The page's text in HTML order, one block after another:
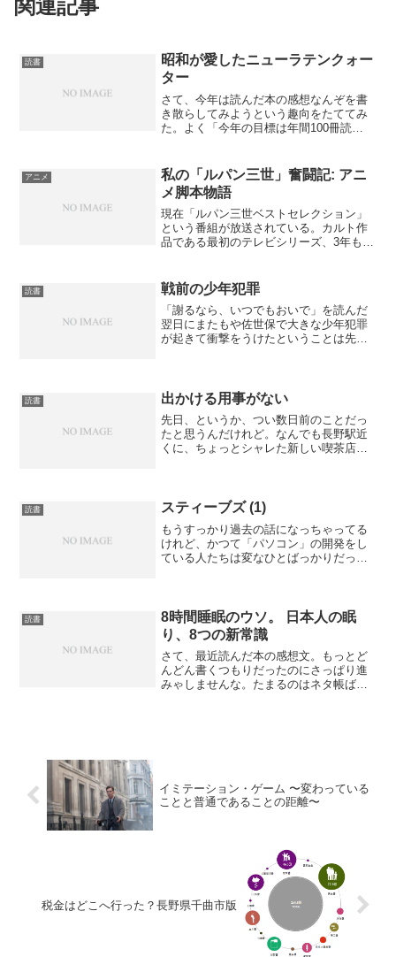
関連記事
読書
昭和が愛したニューラテンクォー
ター
さて、今年は読んだ本の感想なんぞを書
き散らしてみようという趣向をたててみ
た。よく「今年の目標は年間100冊読
マンガとかもいれればサ、とおもいつ
つ、昨年は途中でカウントす...
アニメ
私の「ルパン三世」奮闘記: アニ
メ脚本物語
現在「ルパン三世ベストセレクション」
という番組が放送されている。カルト作
品である最初のテレビシリーズ、3年もの
送自体が不定期となり、レア作品となっ
た第3シリーズの中か...
読書 戦前の少年犯罪
「謝るなら、いつでもおいで」を読んだ
翌日にまたもや佐世保で大きな少年犯罪
が起きて衝撃をうけたということは先日
ている方が著者である。一...
読書 出かける用事がない
先日、というか、つい数日前のことだっ
たと思うんだけれど。なんでも長野駅近
くに、ちょっとシャレた新しい喫茶店が
店で。ハハー...
読書 スティーブズ (1)
もうすっかり過去の話になっちゃってる
けれど、かつて「パソコン」の開発をし
ている人たちは変なひとばっかりだっ
昼間はラーメン屋さんで夜プ...
読書
8時間睡眠のウソ。 日本人の眠
り、8つの新常識
さて、最近読んだ本の感想文。もっとど
んどん書くつもりだったのにさっぱり進
みゃしませんな。たまるのはネタ帳ばか
イミテーション・ゲーム 〜変わっている
ことと普通であることの距離〜
税金はどこへ行った？長野県千曲市版